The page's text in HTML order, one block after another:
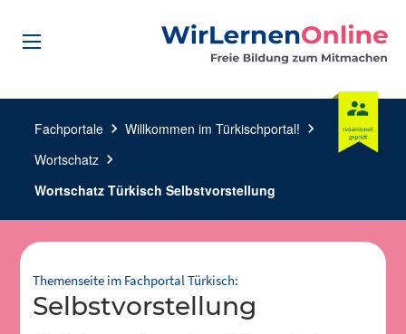
Fachportale chevron_right Willkommen im Türkischportal! chevron_right
Wortschatz chevron_right
Wortschatz Türkisch Selbstvorstellung
Themenseite im Fachportal Türkisch:
Selbstvorstellung